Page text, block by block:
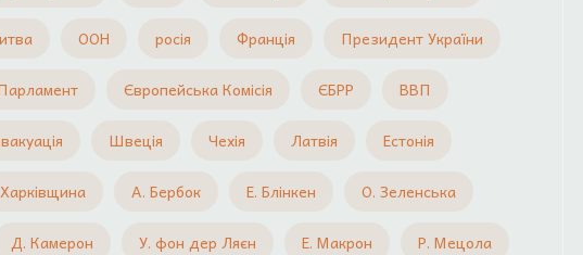
ООН росія Франція Президент України
Європейська Комісія ЄБРР ВВП
Швеція Чехія Латвія Естонія
Харківщина А. Бербок Е. Блінкен О. Зеленська
Д. Камерон У. фон дер Ляєн Е. Макрон Р. Мецола